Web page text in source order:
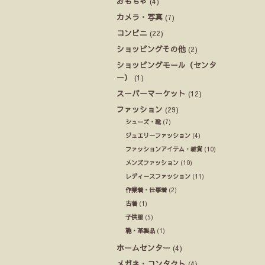
カメラ・写真 (7)
コンビニ (22)
ショッピングその他 (2)
ショッピングモール（センタ
ー）
(1)
スーパーマーケット (12)
ファッション (29)
シューズ・靴(7)
ジュエリーファッション (4)
ファッションアイテム・雑貨 (10)
メンズファッション (10)
レディースファッション (11)
作業着・仕事着 (2)
古着 (1)
子供服 (5)
鞄・革製品 (1)
ホームセンター (4)